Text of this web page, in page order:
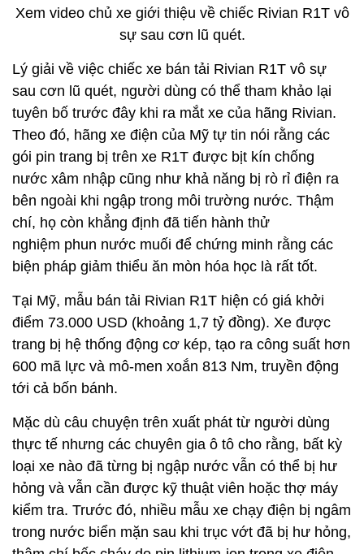
Xem video chủ xe giới thiệu về chiếc Rivian R1T vô
sự sau cơn lũ quét.
Lý giải về việc chiếc xe bán tải Rivian R1T vô sự
sau cơn lũ quét, người dùng có thể tham khảo lại
tuyên bố trước đây khi ra mắt xe của hãng Rivian.
Theo đó, hãng xe điện của Mỹ tự tin nói rằng các
gói pin trang bị trên xe R1T được bịt kín chống
nước xâm nhập cũng như khả năng bị rò rỉ điện ra
bên ngoài khi ngập trong môi trường nước. Thậm
chí, họ còn khẳng định đã tiến hành thử
nghiệm phun nước muối để chứng minh rằng các
biện pháp giảm thiểu ăn mòn hóa học là rất tốt.
Tại Mỹ, mẫu bán tải Rivian R1T hiện có giá khởi
điểm 73.000 USD (khoảng 1,7 tỷ đồng). Xe được
trang bị hệ thống động cơ kép, tạo ra công suất hơn
600 mã lực và mô-men xoắn 813 Nm, truyền động
tới cả bốn bánh.
Mặc dù câu chuyện trên xuất phát từ người dùng
thực tế nhưng các chuyên gia ô tô cho rằng, bất kỳ
loại xe nào đã từng bị ngập nước vẫn có thể bị hư
hỏng và vẫn cần được kỹ thuật viên hoặc thợ máy
kiểm tra. Trước đó, nhiều mẫu xe chạy điện bị ngâm
trong nước biển mặn sau khi trục vớt đã bị hư hỏng,